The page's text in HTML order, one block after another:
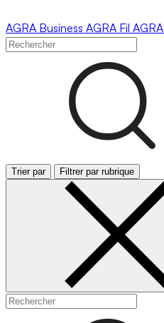
AGRA Business AGRA Fil AGRA
Trier par Filtrer par rubrique